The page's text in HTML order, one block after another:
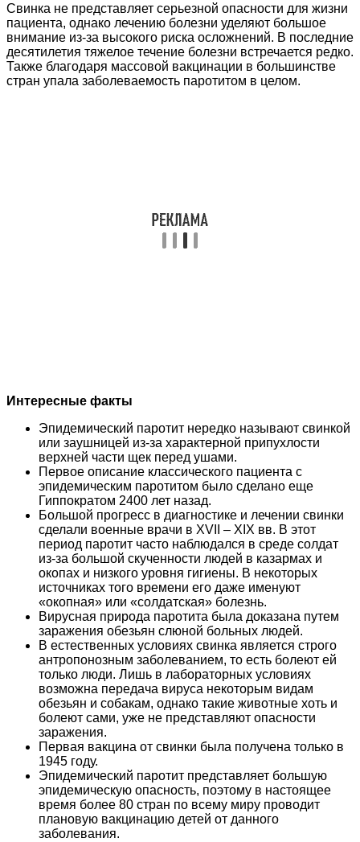
Свинка не представляет серьезной опасности для жизни
пациента, однако лечению болезни уделяют большое
внимание из-за высокого риска осложнений. В последние
десятилетия тяжелое течение болезни встречается редко.
Также благодаря массовой вакцинации в большинстве
стран упала заболеваемость паротитом в целом.
Интересные факты
Эпидемический паротит нередко называют свинкой
или заушницей из-за характерной припухлости
верхней части щек перед ушами.
Первое описание классического пациента с
эпидемическим паротитом было сделано еще
Гиппократом 2400 лет назад.
Большой прогресс в диагностике и лечении свинки
сделали военные врачи в XVII – XIX вв. В этот
период паротит часто наблюдался в среде солдат
из-за большой скученности людей в казармах и
окопах и низкого уровня гигиены. В некоторых
источниках того времени его даже именуют
«окопная» или «солдатская» болезнь.
Вирусная природа паротита была доказана путем
заражения обезьян слюной больных людей.
В естественных условиях свинка является строго
антропонозным заболеванием, то есть болеют ей
только люди. Лишь в лабораторных условиях
возможна передача вируса некоторым видам
обезьян и собакам, однако такие животные хоть и
болеют сами, уже не представляют опасности
заражения.
Первая вакцина от свинки была получена только в
1945 году.
Эпидемический паротит представляет большую
эпидемическую опасность, поэтому в настоящее
время более 80 стран по всему миру проводит
плановую вакцинацию детей от данного
заболевания.